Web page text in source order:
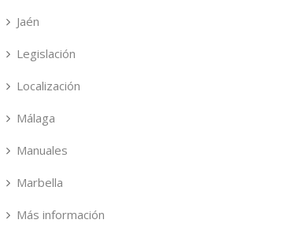
Jaén
Legislación
Localización
Málaga
Manuales
Marbella
Más información